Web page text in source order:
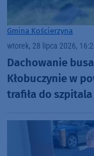
Gmina Kościerzyna
wtorek, 28 lipca 2026,
Dachowanie
Kłobuczynie w
trafiła do szpitala